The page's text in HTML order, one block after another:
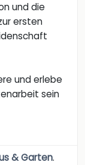
und die
ersten
und erlebe
sein
& Garten.